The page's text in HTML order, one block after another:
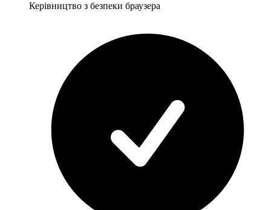
Керівництво з безпеки браузера